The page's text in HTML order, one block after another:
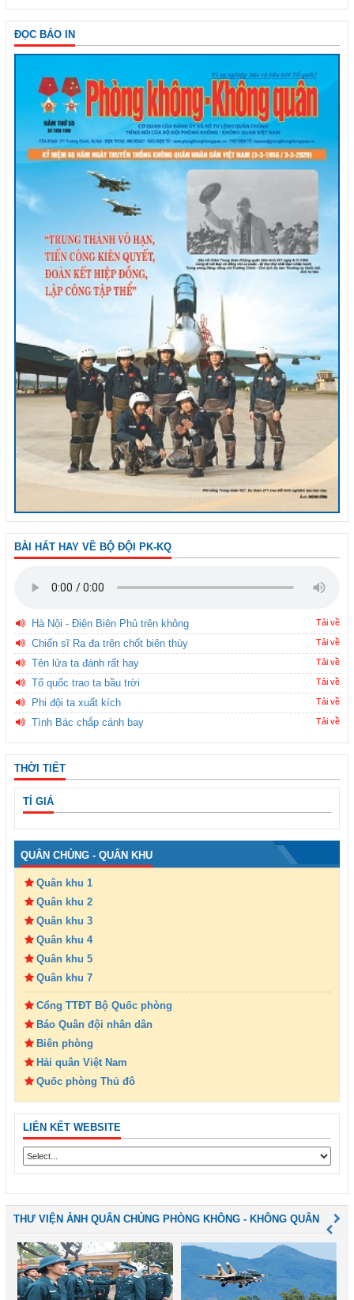
ĐỌC BÁO IN
BÀI HÁT HAY VỀ BỘ ĐỘI PK-KQ
Hà Nội - Điện Biên Phủ trên không Tải về
Chiến sĩ Ra đa trên chốt biên thùy Tải về
Tên lửa ta đánh rất hay Tải về
Tổ quốc trao ta bầu trời Tải về
Phi đội ta xuất kích Tải về
Tình Bác chắp cánh bay Tải về
THỜI TIẾT
TỈ GIÁ
QUÂN CHỦNG - QUÂN KHU
Quân khu 1
Quân khu 2
Quân khu 3
Quân khu 4
Quân khu 5
Quân khu 7
Cổng TTĐT Bộ Quốc phòng
Báo Quân đội nhân dân
Biên phòng
Hải quân Việt Nam
Quốc phòng Thủ đô
LIÊN KẾT WEBSITE
THƯ VIỆN ẢNH QUÂN CHỦNG PHÒNG KHÔNG - KHÔNG QUÂN